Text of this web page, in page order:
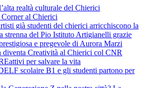
realtà culturale del Chierici
al Chierici
già studenti del chierici arricchiscono la
strenna del Pio Istituto Artigianelli grazie
e pregevole di Aurora Marzi
diventa Creatività al Chierici col CNR
per salvare la vita
scolaire B1 e gli studenti partono per